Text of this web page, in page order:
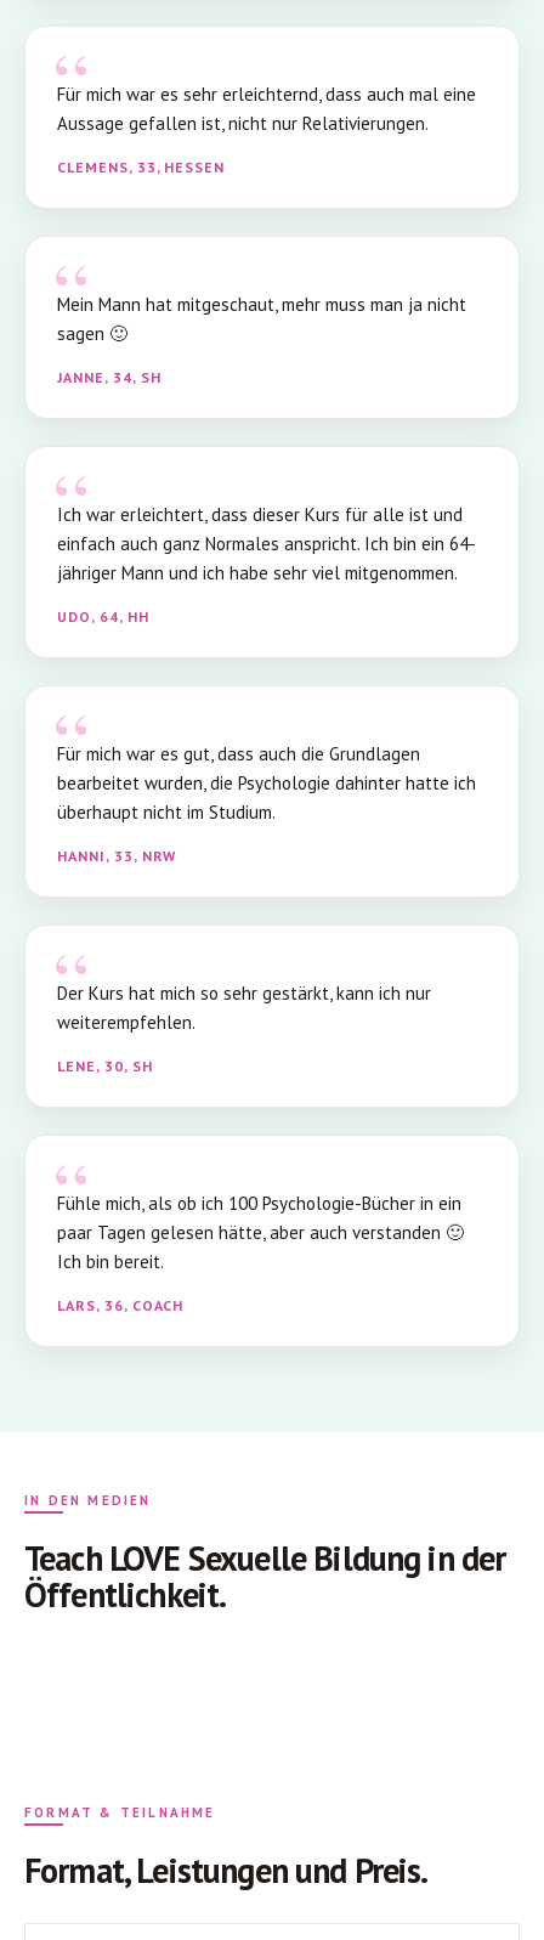
Für mich war es sehr erleichternd, dass auch mal eine
Aussage gefallen ist, nicht nur Relativierungen.
CLEMENS, 33, HESSEN
Mein Mann hat mitgeschaut, mehr muss man ja nicht
sagen 🙂
JANNE, 34, SH
Ich war erleichtert, dass dieser Kurs für alle ist und
einfach auch ganz Normales anspricht. Ich bin ein 64-
jähriger Mann und ich habe sehr viel mitgenommen.
UDO, 64, HH
Für mich war es gut, dass auch die Grundlagen
bearbeitet wurden, die Psychologie dahinter hatte ich
überhaupt nicht im Studium.
HANNI, 33, NRW
Der Kurs hat mich so sehr gestärkt, kann ich nur
weiterempfehlen.
LENE, 30, SH
Fühle mich, als ob ich 100 Psychologie-Bücher in ein
paar Tagen gelesen hätte, aber auch verstanden 🙂
Ich bin bereit.
LARS, 36, COACH
IN DEN MEDIEN
Teach LOVE Sexuelle Bildung in der
Öffentlichkeit.
FORMAT & TEILNAHME
Format, Leistungen und Preis.